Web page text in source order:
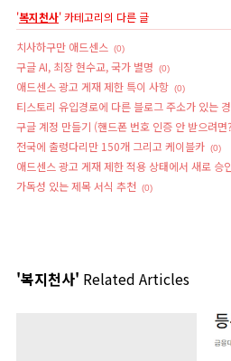
'복지천사' 카테고리의 다른 글
치사하구만 애드센스
(0)
구글 AI, 최장 현수교, 국가 별명 (0)
애드센스 광고 게재 제한 특이 사항 (0)
티스토리 유입경로에 다른 블로그 주소가 있는
구글 계정 만들기 (핸드폰 번호 인증 안 받으려면
전국에 출렁다리만 150개 그리고 케이블카 (0)
애드센스 광고 게재 제한 적용 상태에서 새로 승
가독성 있는 제목 서식 추천 (0)
'복지천사' Related Articles